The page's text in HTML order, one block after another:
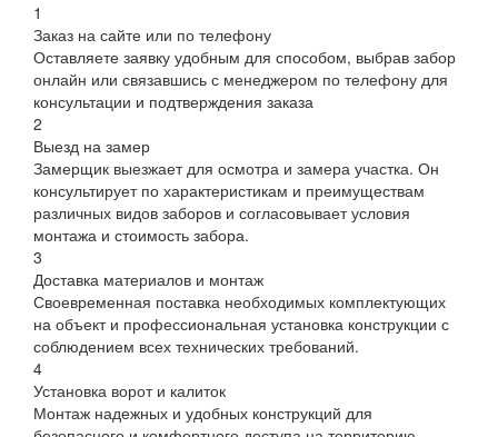
1
Заказ на сайте или по телефону
Оставляете заявку удобным для способом, выбрав забор
онлайн или связавшись с менеджером по телефону для
консультации и подтверждения заказа
2
Выезд на замер
Замерщик выезжает для осмотра и замера участка. Он
консультирует по характеристикам и преимуществам
различных видов заборов и согласовывает условия
монтажа и стоимость забора.
3
Доставка материалов и монтаж
Своевременная поставка необходимых комплектующих
на объект и профессиональная установка конструкции с
соблюдением всех технических требований.
4
Установка ворот и калиток
Монтаж надежных и удобных конструкций для